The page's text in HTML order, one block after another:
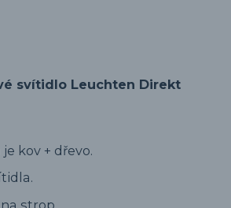
svítidlo Leuchten Direkt
kov + dřevo.
strop.